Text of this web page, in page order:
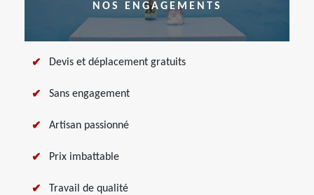
NOS ENGAGEMENTS
Devis et déplacement gratuits
Sans engagement
Artisan passionné
Prix imbattable
Travail de qualité